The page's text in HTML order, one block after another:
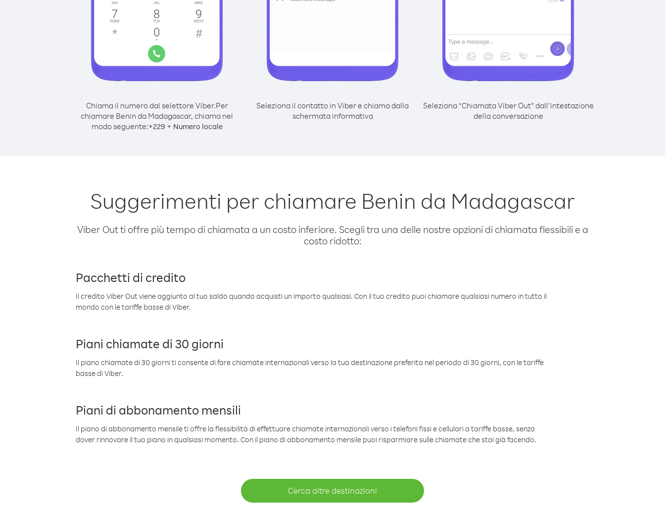
Chiama il numero dal selettore Viber.Per
chiamare Benin da Madagascar, chiama nel
modo seguente:+229 + Numero locale
Seleziona il contatto in Viber e chiama dalla
schermata informativa
Seleziona “Chiamata Viber Out” dall’intestazione
della conversazione
Suggerimenti per chiamare Benin da Madagascar
Viber Out ti offre più tempo di chiamata a un costo inferiore. Scegli tra una delle nostre opzioni di chiamata flessibili e a
costo ridotto:
Pacchetti di credito
Il credito Viber Out viene aggiunto al tuo saldo quando acquisti un importo qualsiasi. Con il tuo credito puoi chiamare qualsiasi numero in tutto il
mondo con le tariffe basse di Viber.
Piani chiamate di 30 giorni
Il piano chiamate di 30 giorni ti consente di fare chiamate internazionali verso la tua destinazione preferita nel periodo di 30 giorni, con le tariffe
basse di Viber.
Piani di abbonamento mensili
Il piano di abbonamento mensile ti offre la flessibilità di effettuare chiamate internazionali verso i telefoni fissi e cellulari a tariffe basse, senza
dover rinnovare il tuo piano in qualsiasi momento. Con il piano di abbonamento mensile puoi risparmiare sulle chiamate che stai già facendo.
Cerca altre destinazioni